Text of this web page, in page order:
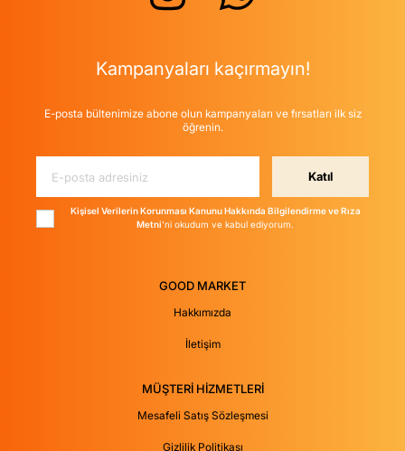
Kampanyaları kaçırmayın!
E-posta bültenimize abone olun kampanyaları ve fırsatları ilk siz
öğrenin.
Katıl
Kişisel Verilerin Korunması Kanunu Hakkında Bilgilendirme ve Rıza
Metni'ni okudum ve kabul ediyorum.
GOOD MARKET
Hakkımızda
İletişim
MÜŞTERİ HİZMETLERİ
Mesafeli Satış Sözleşmesi
Gizlilik Politikası